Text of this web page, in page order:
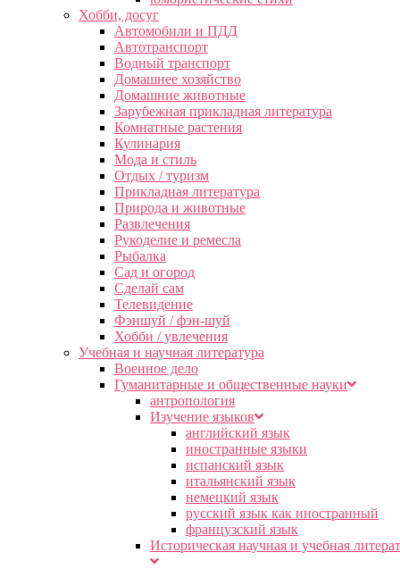
Хобби, досуг
Автомобили и ПДД
Автотранспорт
Водный транспорт
Домашнее хозяйство
Домашние животные
Зарубежная прикладная литература
Комнатные растения
Кулинария
Мода и стиль
Отдых / туризм
Прикладная литература
Природа и животные
Развлечения
Рукоделие и ремесла
Рыбалка
Сад и огород
Сделай сам
Телевидение
Фэншуй / фэн-шуй
Хобби / увлечения
Учебная и научная литература
Военное дело
Гуманитарные и общественные науки
антропология
Изучение языков
английский язык
иностранные языки
испанский язык
итальянский язык
немецкий язык
русский язык как иностранный
французский язык
Историческая научная и учебная